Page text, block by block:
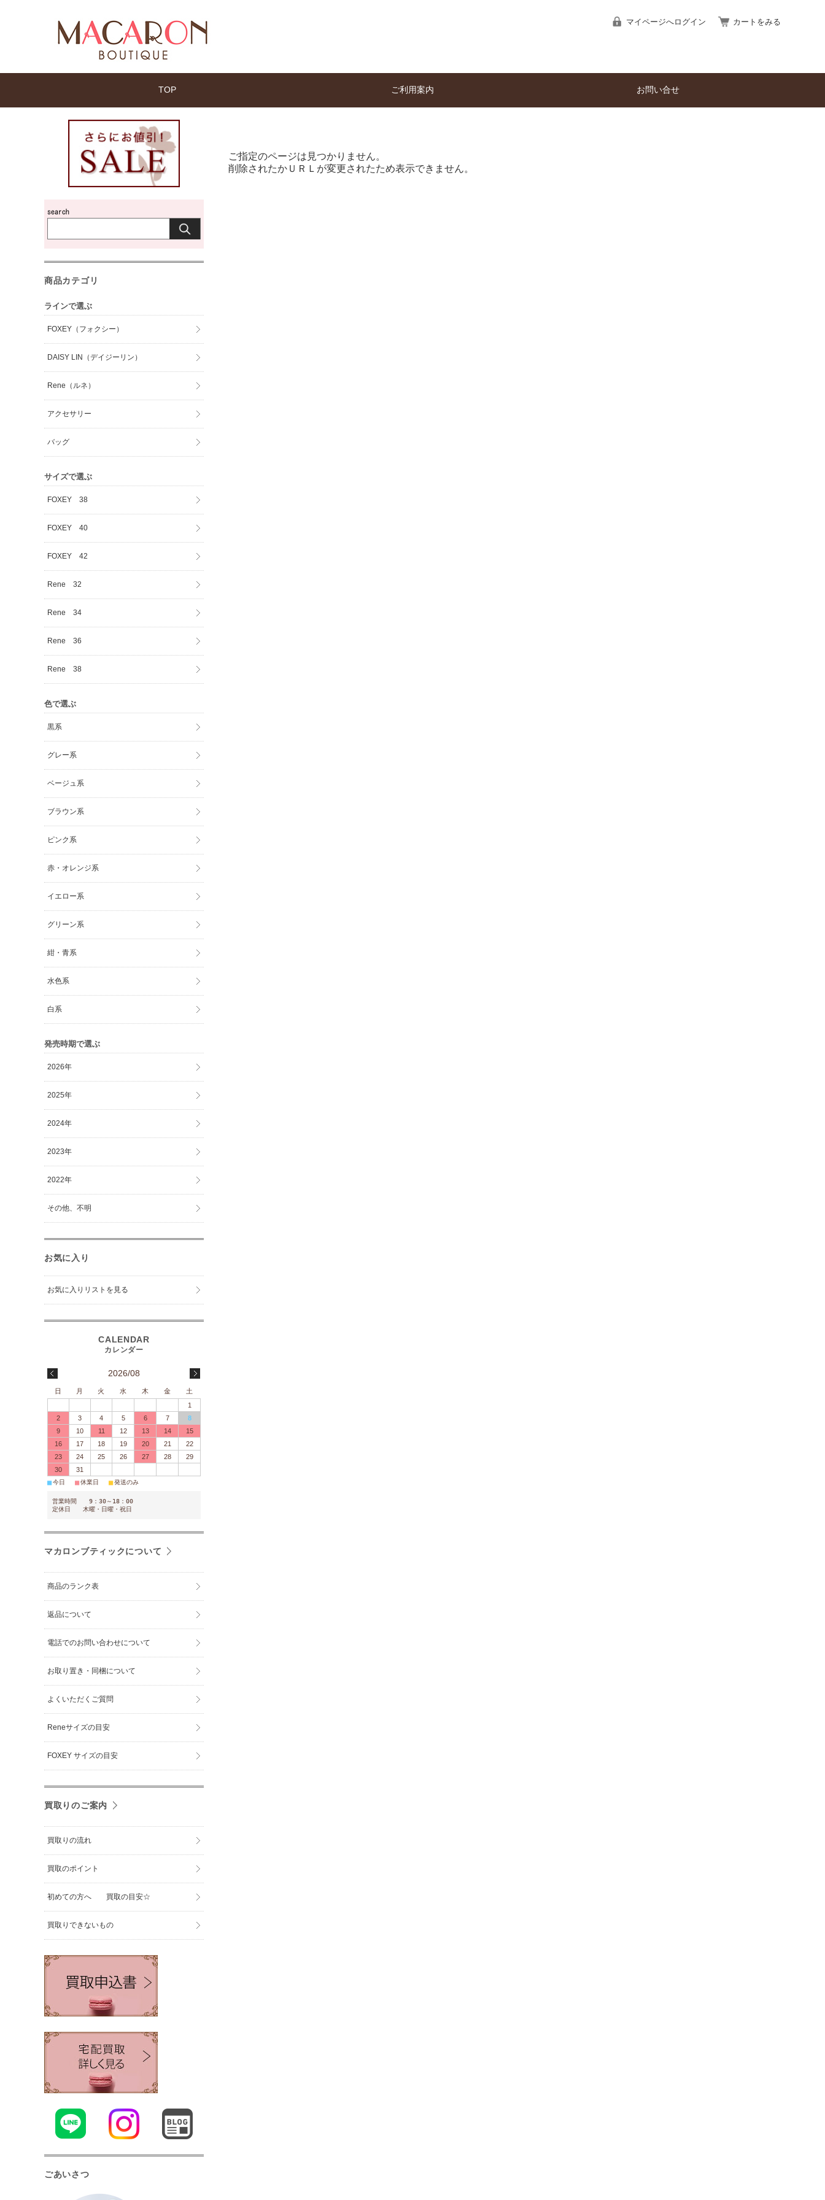
マイページへログイン カートをみる
TOP ご利用案内 お問い合せ
ご指定のページは見つかりません。
削除されたかＵＲＬが変更されたため表示できません。
商品カテゴリ
ラインで選ぶ
FOXEY（フォクシー）
DAISY LIN（デイジーリン）
Rene（ルネ）
アクセサリー
バッグ
サイズで選ぶ
FOXEY 38
FOXEY 40
FOXEY 42
Rene 32
Rene 34
Rene 36
Rene 38
色で選ぶ
黒系
グレー系
ベージュ系
ブラウン系
ピンク系
赤・オレンジ系
イエロー系
グリーン系
紺・青系
水色系
白系
発売時期で選ぶ
2026年
2025年
2024年
2023年
2022年
その他、不明
お気に入り
お気に入りリストを見る
2026/08
日 月 火 水 木 金
土
1
2
3 4 5 6 7
8
9
10 11 12 13 14
15
16
17 18 19 20 21
22
23
24 25 26 27 28
29
30
31
■今日 ■休業日 ■発送のみ
営業時間 9：30～18：00
定休日 木曜・日曜・祝日
マカロンブティックについて
商品のランク表
返品について
電話でのお問い合わせについて
お取り置き・同梱について
よくいただくご質問
Reneサイズの目安
FOXEY サイズの目安
買取りのご案内
買取りの流れ
買取のポイント
初めての方へ 買取の目安☆
買取りできないもの
ごあいさつ